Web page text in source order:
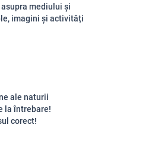
mediului și
imagini și activități
ale naturii
la întrebare!
corect!